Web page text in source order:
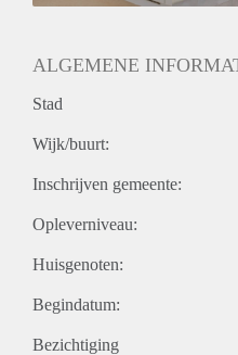
ALGEMENE
Stad
Wijk/buurt:
Inschrijven gemeente:
Opleverniveau:
Huisgenoten:
Begindatum:
Bezichtiging